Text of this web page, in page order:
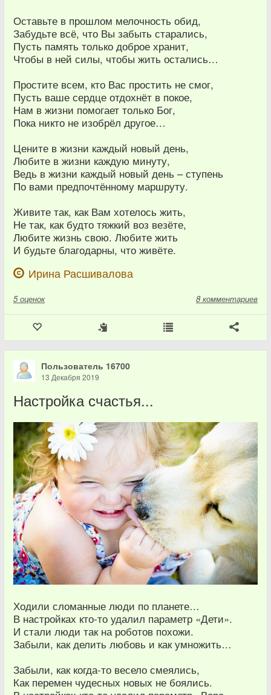
Оставьте в прошлом мелочность обид,
Забудьте всё, что Вы забыть старались,
Пусть память только доброе хранит,
Чтобы в ней силы, чтобы жить остались…
Простите всем, кто Вас простить не смог,
Пусть ваше сердце отдохнёт в покое,
Нам в жизни помогает только Бог,
Пока никто не изобрёл другое…
Цените в жизни каждый новый день,
Любите в жизни каждую минуту,
Ведь в жизни каждый новый день – ступень
По вами предпочтённому маршруту.
Живите так, как Вам хотелось жить,
Не так, как будто тяжкий воз везёте,
Любите жизнь свою. Любите жить
И будьте благодарны, что живёте.
Ирина Расшивалова
5 оценок 8 комментариев
Пользователь 16700
13 Декабря 2019
Настройка счастья...
Ходили сломанные люди по планете…
В настройках кто-то удалил параметр «Дети».
И стали люди так на роботов похожи.
Забыли, как делить любовь и как умножить…
Забыли, как когда-то весело смеялись,
Как перемен чудесных новых не боялись.